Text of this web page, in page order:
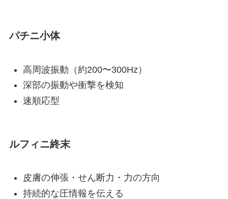
パチニ小体
高周波振動（約200〜300Hz）
深部の振動や衝撃を検知
速順応型
ルフィニ終末
皮膚の伸張・せん断力・力の方向
持続的な圧情報を伝える